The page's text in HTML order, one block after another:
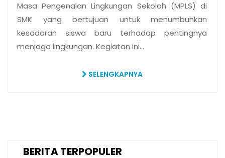
Masa Pengenalan Lingkungan Sekolah (MPLS) di
SMK yang bertujuan untuk menumbuhkan
kesadaran siswa baru terhadap pentingnya
menjaga lingkungan. Kegiatan ini…
SELENGKAPNYA
BERITA TERPOPULER